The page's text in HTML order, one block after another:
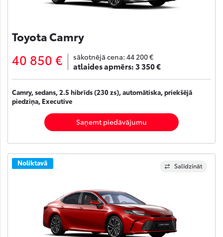
Toyota Camry
40 850 € sākotnējā cena: 44 200 €
atlaides apmērs:3 350 €
Camry, sedans, 2.5 hibrīds (230 zs), automātiska, priekšējā
piedziņa, Executive
Saņemt piedāvājumu
Salīdzināt
Noliktavā